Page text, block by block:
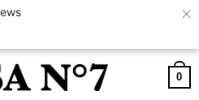
×
0